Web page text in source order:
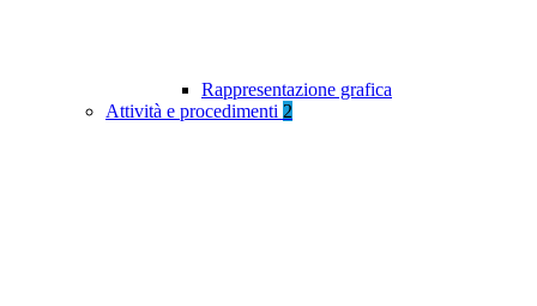
Rappresentazione grafica
Attività e procedimenti 2